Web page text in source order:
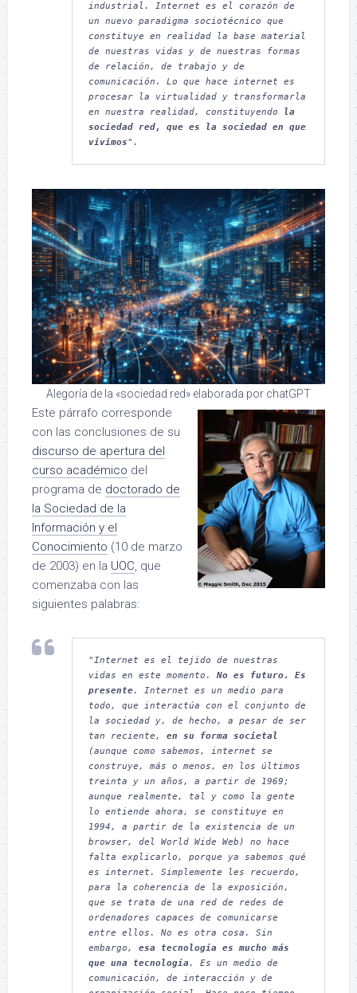
industrial. Internet es el corazón de
un nuevo paradigma sociotécnico que
constituye en realidad la base material
de nuestras vidas y de nuestras formas
de relación, de trabajo y de
comunicación. Lo que hace internet es
procesar la virtualidad y transformarla
en nuestra realidad, constituyendo la
sociedad red, que es la sociedad en que
vivimos".
Alegoría de la «sociedad red» elaborada por chatGPT
Este párrafo corresponde
con las conclusiones de su
discurso de apertura del
curso académico del
programa de doctorado de
la Sociedad de la
Información y el
Conocimiento (10 de marzo
de 2003) en la UOC, que
comenzaba con las
siguientes palabras:
"Internet es el tejido de nuestras
vidas en este momento. No es futuro. Es
presente. Internet es un medio para
todo, que interactúa con el conjunto de
la sociedad y, de hecho, a pesar de ser
tan reciente, en su forma societal
(aunque como sabemos, internet se
construye, más o menos, en los últimos
treinta y un años, a partir de 1969;
aunque realmente, tal y como la gente
lo entiende ahora, se constituye en
1994, a partir de la existencia de un
browser, del World Wide Web) no hace
falta explicarlo, porque ya sabemos qué
es internet. Simplemente les recuerdo,
para la coherencia de la exposición,
que se trata de una red de redes de
ordenadores capaces de comunicarse
entre ellos. No es otra cosa. Sin
embargo, esa tecnología es mucho más
que una tecnología . Es un medio de
comunicación, de interacción y de